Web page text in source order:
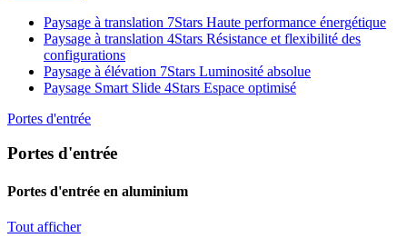
Paysage à translation 7Stars Haute performance énergétique
Paysage à translation 4Stars Résistance et flexibilité des
configurations
Paysage à élévation 7Stars Luminosité absolue
Paysage Smart Slide 4Stars Espace optimisé
Portes d'entrée
Portes d'entrée
Portes d'entrée en aluminium
Tout afficher